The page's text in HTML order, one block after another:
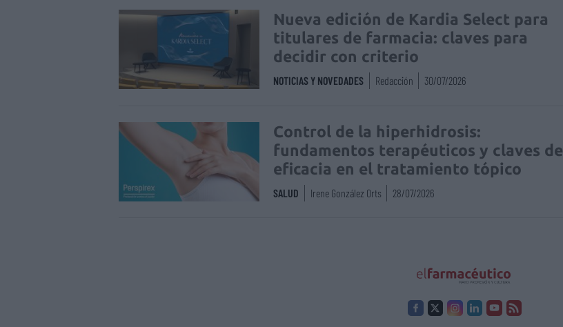
Nueva edición de Kardia Select para
titulares de farmacia: claves para
decidir con criterio
NOTICIAS Y NOVEDADES Redacción 30/07/2026
Control de la hiperhidrosis:
fundamentos terapéuticos y claves de
eficacia en el tratamiento tópico
SALUD Irene González Orts 28/07/2026